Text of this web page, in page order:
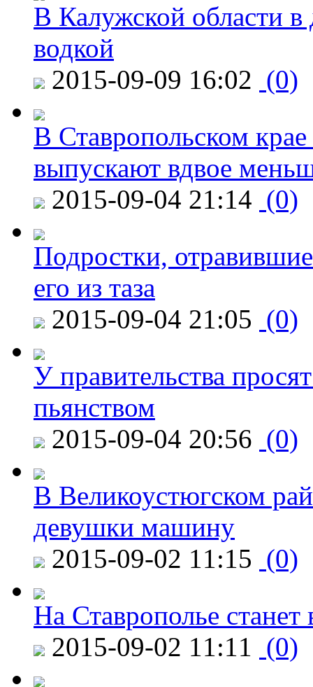
В Калужской области в
водкой
2015-09-09 16:02 (0)
В Ставропольском
выпускают вдвое
2015-09-04 21:14 (0)
Подростки,
его из таза
2015-09-04 21:05 (0)
У правительства
пьянством
2015-09-04 20:56 (0)
В Великоустюгском
девушки машину
2015-09-02 11:15 (0)
На Ставрополье
2015-09-02 11:11 (0)